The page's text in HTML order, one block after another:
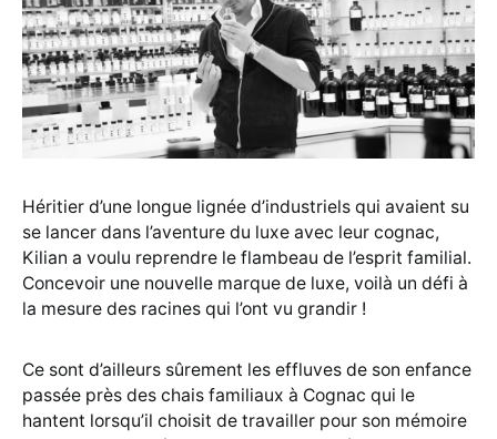
Héritier d’une longue lignée d’industriels qui avaient su
se lancer dans l’aventure du luxe avec leur cognac,
Kilian a voulu reprendre le flambeau de l’esprit familial.
Concevoir une nouvelle marque de luxe, voilà un défi à
la mesure des racines qui l’ont vu grandir !
Ce sont d’ailleurs sûrement les effluves de son enfance
passée près des chais familiaux à Cognac qui le
hantent lorsqu’il choisit de travailler pour son mémoire